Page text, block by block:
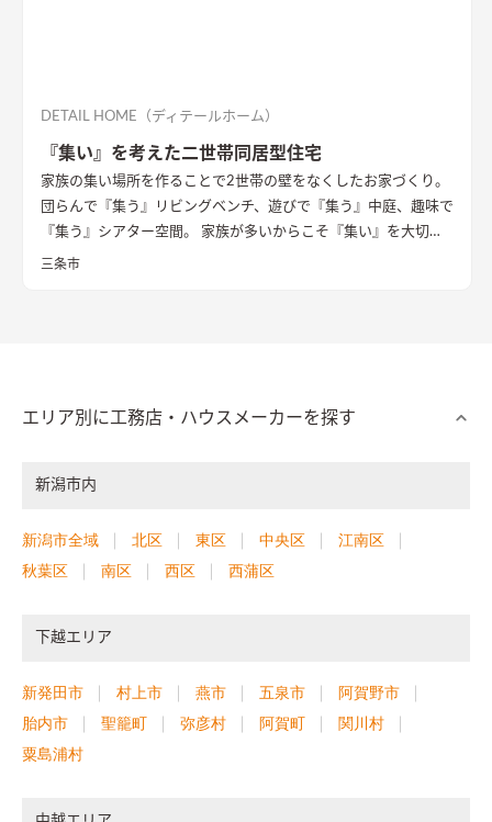
DETAIL HOME（ディテールホーム）
『集い』を考えた二世帯同居型住宅
家族の集い場所を作ることで2世帯の壁をなくしたお家づくり。
団らんで『集う』リビングベンチ、遊びで『集う』中庭、趣味で
『集う』シアター空間。 家族が多いからこそ『集い』を大切に
したお家になっています。
三条市
エリア別に工務店・ハウスメーカーを探す
新潟市内
新潟市全域 北区 東区 中央区
江南区
秋葉区
南区 西区 西蒲区
下越エリア
新発田市 村上市 燕市 五泉市
阿賀野市
胎内市
聖籠町 弥彦村 阿賀町
関川村
粟島浦村